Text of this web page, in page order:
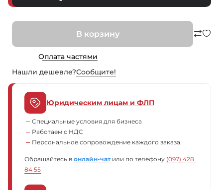
В корзину
Оплата частями
Нашли дешевле?Сообщите!
Юридическим лицам и ФЛП
Специальные условия для бизнеса
Работаем с НДС
Персональное сопровождение каждого заказа.
Обращайтесь в онлайн-чатили по телефону (097) 428
84 55